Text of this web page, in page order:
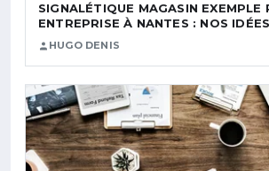
SIGNALÉTIQUE MAGASIN EXEMPLE
ENTREPRISE À NANTES : NOS
HUGO DENIS